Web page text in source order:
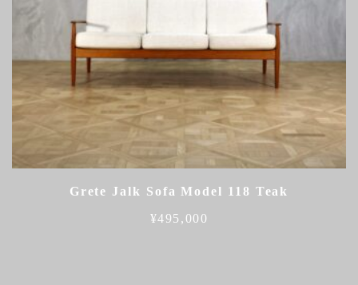
Grete Jalk Sofa Model 118 Teak
¥495,000